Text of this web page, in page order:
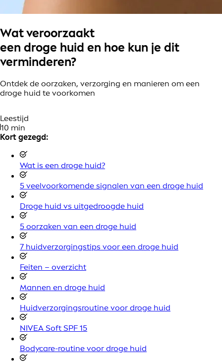
Wat veroorzaakt
een droge huid en hoe kun je dit
verminderen?
Ontdek de oorzaken, verzorging en manieren om een
droge huid te voorkomen
Leestijd
10 min
Kort gezegd:
Wat is een droge huid?
5 veelvoorkomende signalen van een droge huid
Droge huid vs uitgedroogde huid
5 oorzaken van een droge huid
7 huidverzorgingstips voor een droge huid
Feiten – overzicht
Mannen en droge huid
Huidverzorgingsroutine voor droge huid
NIVEA Soft SPF 15
Bodycare-routine voor droge huid